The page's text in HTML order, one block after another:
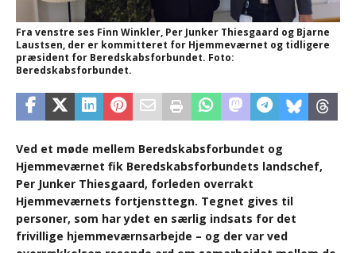
Fra venstre ses Finn Winkler, Per Junker Thiesgaard og Bjarne
Laustsen, der er kommitteret for Hjemmeværnet og tidligere
præsident for Beredskabsforbundet. Foto:
Beredskabsforbundet.
Ved et møde mellem Beredskabsforbundet og
Hjemmeværnet fik Beredskabsforbundets landschef,
Per Junker Thiesgaard, forleden overrakt
Hjemmeværnets fortjensttegn. Tegnet gives til
personer, som har ydet en særlig indsats for det
frivillige hjemmeværnsarbejde – og der var ved